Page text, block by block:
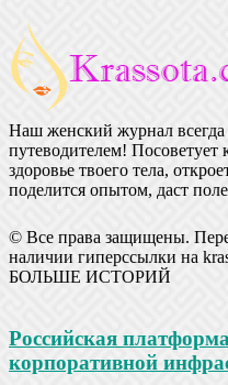
Наш женский журнал всегда
путеводителем! Посоветует
здоровье твоего тела,
поделится опытом, даст
© Все права защищены.
наличии гиперссылки на
БОЛЬШЕ ИСТОРИЙ
Российская
корпоративной